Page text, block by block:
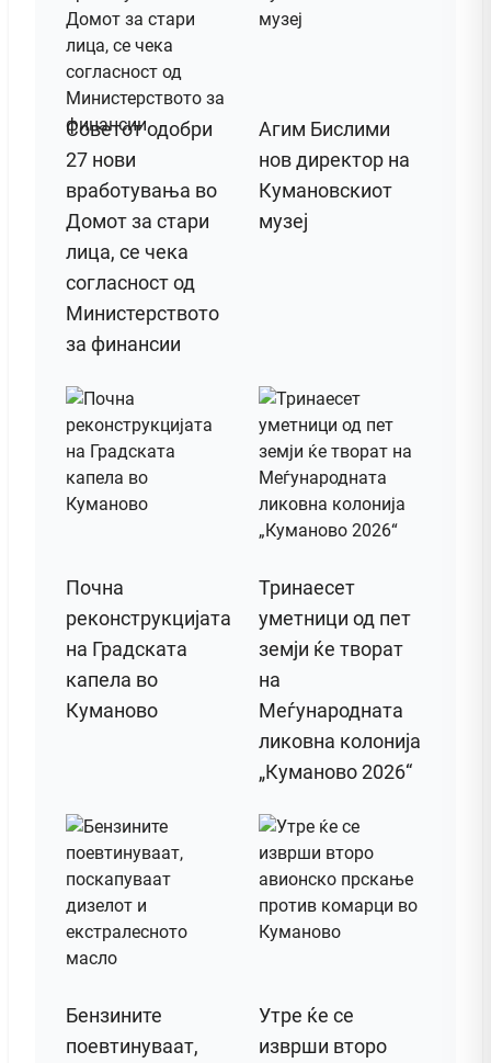
Советот одобри
27 нови
вработувања во
Домот за стари
лица, се чека
согласност од
Министерството
за финансии
Агим Бислими
нов директор на
Кумановскиот
музеј
Почна
реконструкцијата
на Градската
капела во
Куманово
Тринаесет
уметници од пет
земји ќе творат
на
Меѓународната
ликовна колонија
„Куманово 2026“
Бензините
поевтинуваат,
Утре ќе се
изврши второ